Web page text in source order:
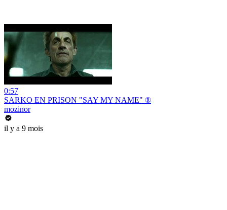
0:57
SARKO EN PRISON "SAY MY NAME" ®
mozinor
il y a 9 mois